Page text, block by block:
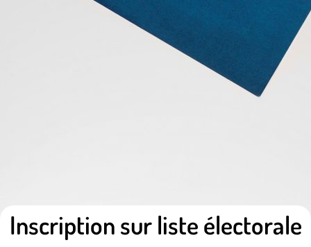
Inscription sur liste électorale